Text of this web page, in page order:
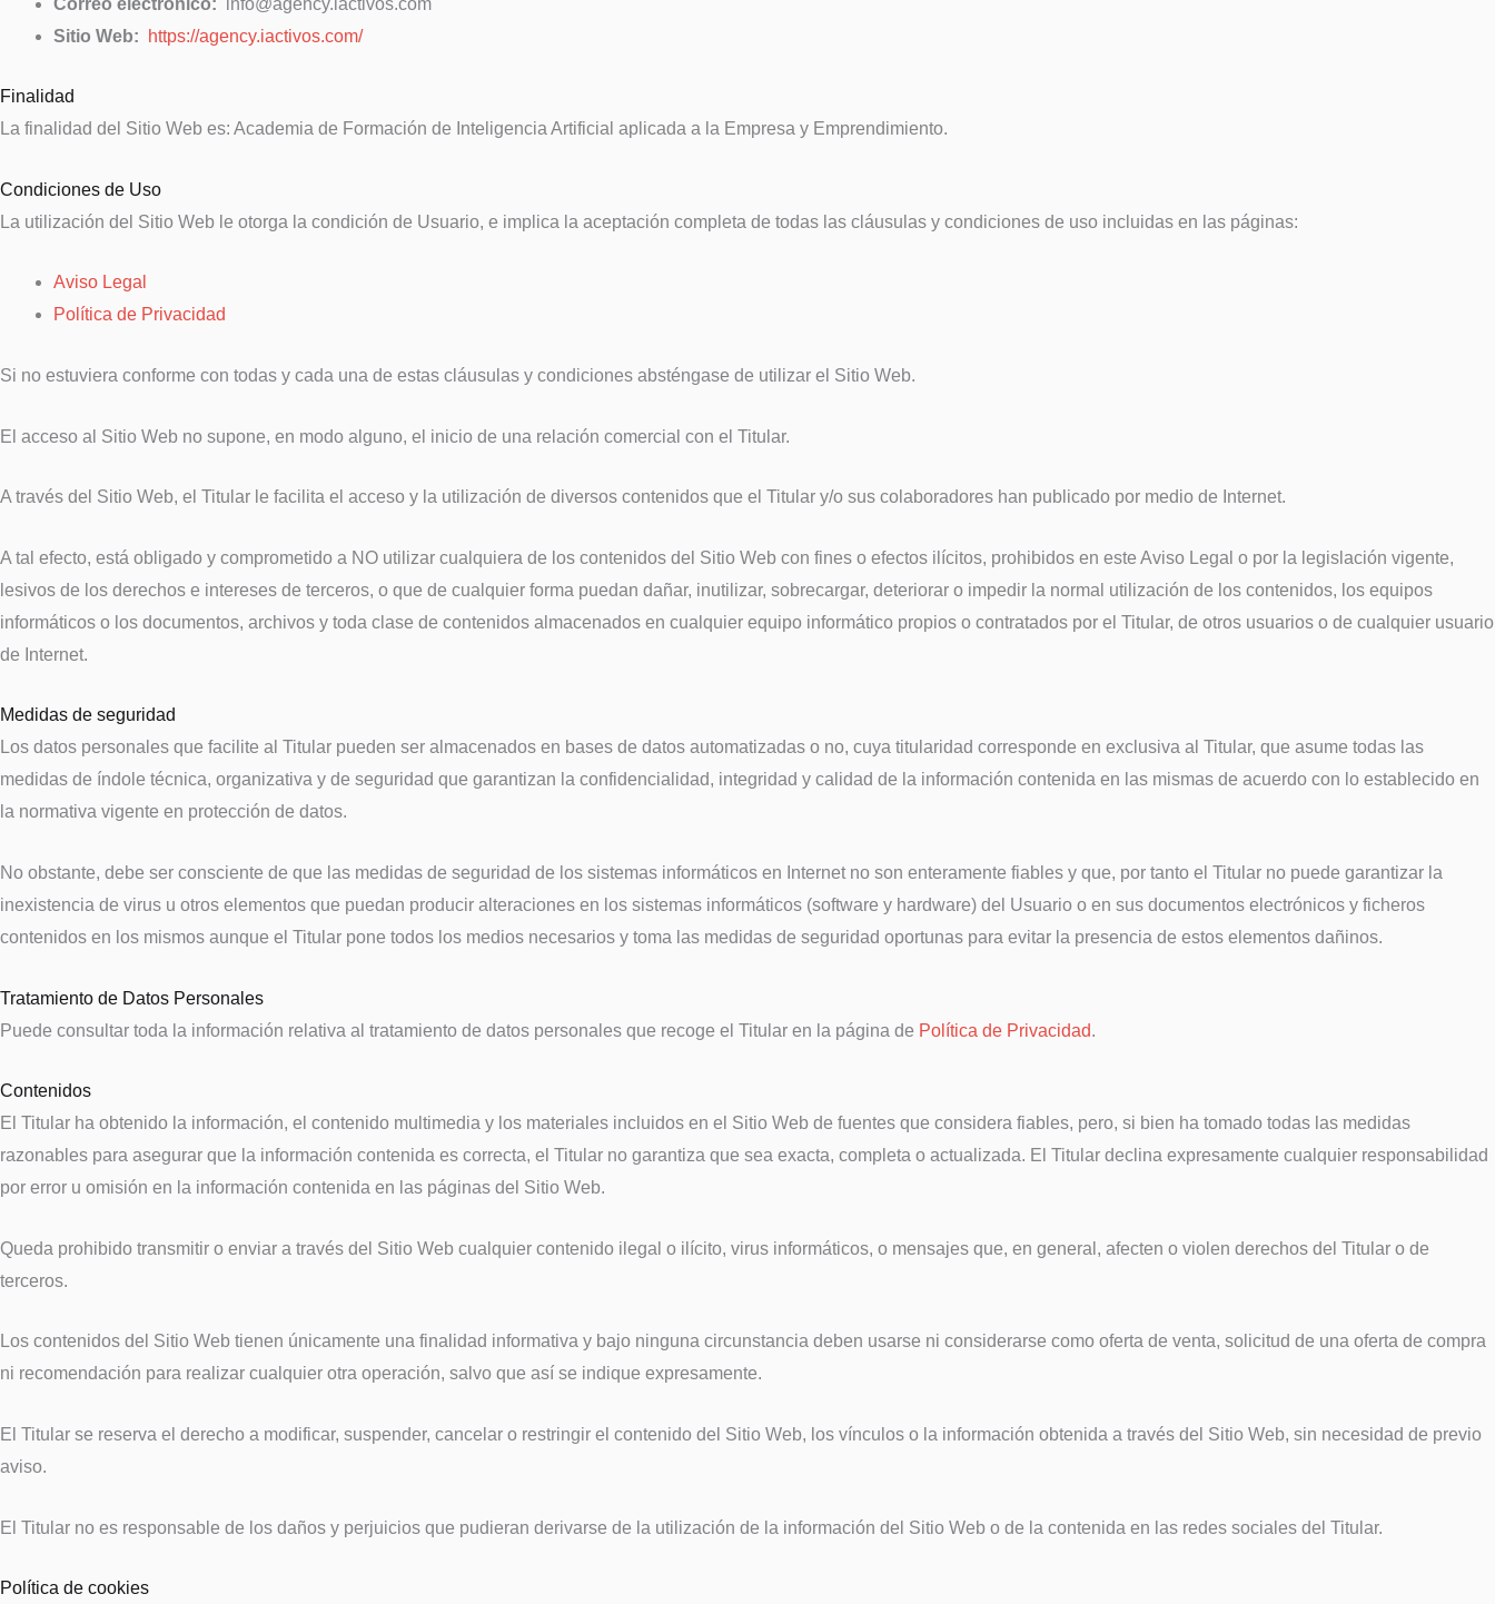
Sitio Web:
https://agency.iactivos.com/
Finalidad
La finalidad del Sitio Web es: Academia de Formación de Inteligencia Artificial aplicada a la Empresa y Emprendimiento.
Condiciones de Uso
La utilización del Sitio Web le otorga la condición de Usuario, e implica la aceptación completa de todas las cláusulas y condiciones de uso incluidas en las páginas:
Aviso Legal
Política de Privacidad
Si no estuviera conforme con todas y cada una de estas cláusulas y condiciones absténgase de utilizar el Sitio Web.
El acceso al Sitio Web no supone, en modo alguno, el inicio de una relación comercial con el Titular.
A través del Sitio Web, el Titular le facilita el acceso y la utilización de diversos contenidos que el Titular y/o sus colaboradores han publicado por medio de Internet.
A tal efecto, está obligado y comprometido a NO utilizar cualquiera de los contenidos del Sitio Web con fines o efectos ilícitos, prohibidos en este Aviso Legal o por la legislación vigente,
lesivos de los derechos e intereses de terceros, o que de cualquier forma puedan dañar, inutilizar, sobrecargar, deteriorar o impedir la normal utilización de los contenidos, los equipos
informáticos o los documentos, archivos y toda clase de contenidos almacenados en cualquier equipo informático propios o contratados por el Titular, de otros usuarios o de cualquier usuario
de Internet.
Medidas de seguridad
Los datos personales que facilite al Titular pueden ser almacenados en bases de datos automatizadas o no, cuya titularidad corresponde en exclusiva al Titular, que asume todas las
medidas de índole técnica, organizativa y de seguridad que garantizan la confidencialidad, integridad y calidad de la información contenida en las mismas de acuerdo con lo establecido en
la normativa vigente en protección de datos.
No obstante, debe ser consciente de que las medidas de seguridad de los sistemas informáticos en Internet no son enteramente fiables y que, por tanto el Titular no puede garantizar la
inexistencia de virus u otros elementos que puedan producir alteraciones en los sistemas informáticos (software y hardware) del Usuario o en sus documentos electrónicos y ficheros
contenidos en los mismos aunque el Titular pone todos los medios necesarios y toma las medidas de seguridad oportunas para evitar la presencia de estos elementos dañinos.
Tratamiento de Datos Personales
Puede consultar toda la información relativa al tratamiento de datos personales que recoge el Titular en la página de Política de Privacidad.
Contenidos
El Titular ha obtenido la información, el contenido multimedia y los materiales incluidos en el Sitio Web de fuentes que considera fiables, pero, si bien ha tomado todas las medidas
razonables para asegurar que la información contenida es correcta, el Titular no garantiza que sea exacta, completa o actualizada. El Titular declina expresamente cualquier responsabilidad
por error u omisión en la información contenida en las páginas del Sitio Web.
Queda prohibido transmitir o enviar a través del Sitio Web cualquier contenido ilegal o ilícito, virus informáticos, o mensajes que, en general, afecten o violen derechos del Titular o de
terceros.
Los contenidos del Sitio Web tienen únicamente una finalidad informativa y bajo ninguna circunstancia deben usarse ni considerarse como oferta de venta, solicitud de una oferta de compra
ni recomendación para realizar cualquier otra operación, salvo que así se indique expresamente.
El Titular se reserva el derecho a modificar, suspender, cancelar o restringir el contenido del Sitio Web, los vínculos o la información obtenida a través del Sitio Web, sin necesidad de previo
aviso.
El Titular no es responsable de los daños y perjuicios que pudieran derivarse de la utilización de la información del Sitio Web o de la contenida en las redes sociales del Titular.
Política de cookies